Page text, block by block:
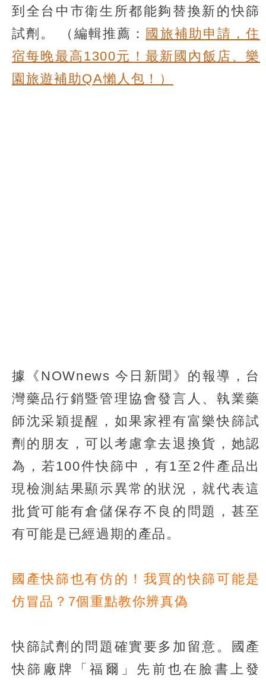
到全台中市衛生所都能夠替換新的快篩
試劑。
（編輯推薦： 國旅補助申請，住
宿每晚最高1300元！最新國內飯店、樂
園旅遊補助QA懶人包！）
據《NOWnews 今日新聞》的報導，台
灣藥品行銷暨管理協會發言人、執業藥
師沈采穎提醒，如果家裡有富樂快篩試
劑的朋友，可以考慮拿去退換貨，她認
為，若100件快篩中，有1至2件產品出
現檢測結果顯示異常的狀況，就代表這
批貨可能有倉儲保存不良的問題，甚至
有可能是已經過期的產品。
國產快篩也有仿的！我買的快篩可能是
仿冒品？7個重點教你辨真偽
快篩試劑的問題確實要多加留意。國產
快篩廠牌「福爾」先前也在臉書上發